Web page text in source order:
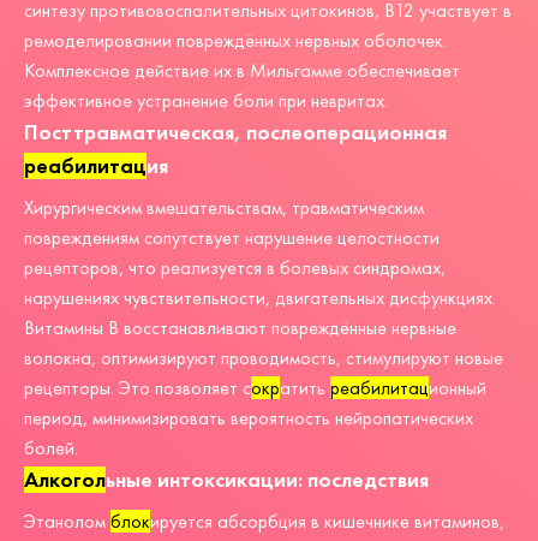
синтезу противовоспалительных цитокинов, В12 участвует в
ремоделировании повреждённых нервных оболочек.
Комплексное действие их в Мильгамме обеспечивает
эффективное устранение боли при невритах.
Посттравматическая, послеоперационная
реабилитация
Хирургическим вмешательствам, травматическим
повреждениям сопутствует нарушение целостности
рецепторов, что реализуется в болевых синдромах,
нарушениях чувствительности, двигательных дисфункциях.
Витамины В восстанавливают повреждённые нервные
волокна, оптимизируют проводимость, стимулируют новые
рецепторы. Это позволяет сократить реабилитационный
период, минимизировать вероятность нейропатических
болей.
Алкогольные интоксикации: последствия
Этанолом блокируется абсорбция в кишечнике витаминов,